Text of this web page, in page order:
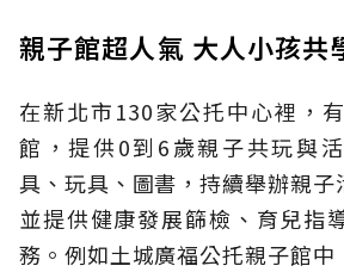
親子館超人氣 大人小孩共
在新北市130家公托中心裡，
館，提供0到6歲親子共玩與
具、玩具、圖書，持續舉辦親子
並提供健康發展篩檢、育兒指
務。例如土城廣福公托親子館中